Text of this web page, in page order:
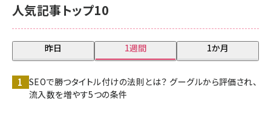
人気記事トップ10
昨日 1週間 1か月
SEOで勝つタイトル付けの法則とは？ グーグルから評価され、
流入数を増やす5つの条件